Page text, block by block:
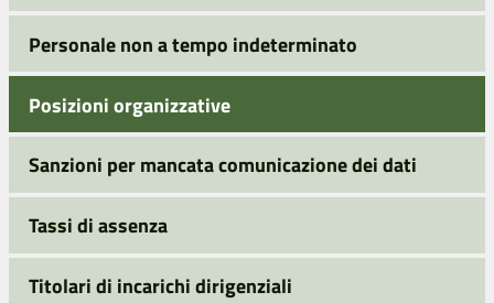
Personale non a tempo indeterminato
Posizioni organizzative
Sanzioni per mancata comunicazione dei dati
Tassi di assenza
Titolari di incarichi dirigenziali